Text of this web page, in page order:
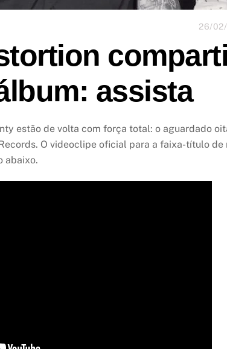
26/
assista
estão de volta com força total: o aguardado
O videoclipe oficial para a faixa-título
abaixo.